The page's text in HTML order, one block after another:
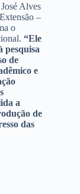
Alves
–
o
“Ele
pesquisa
de
e
a
de
das